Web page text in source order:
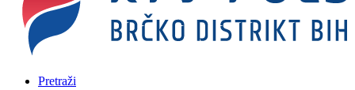
Pretraži